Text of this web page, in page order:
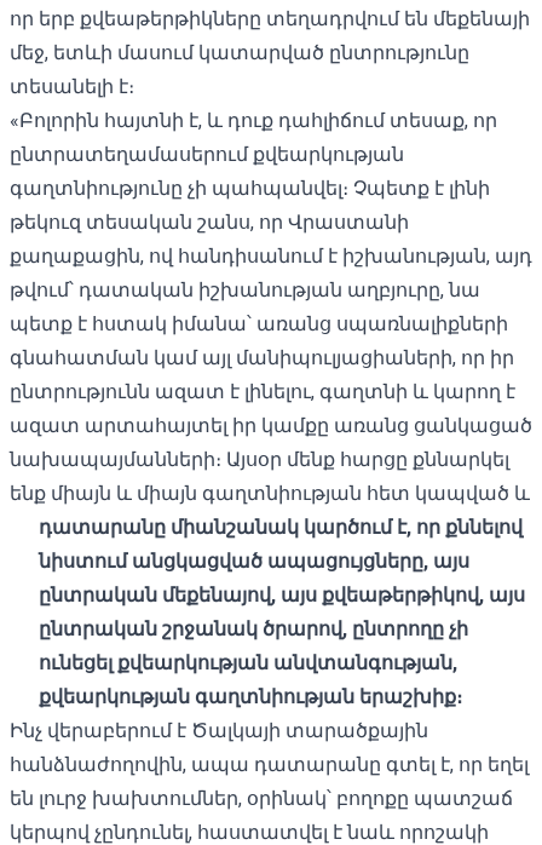
որ երբ քվեաթերթիկները տեղադրվում են մեքենայի
մեջ, ետևի մասում կատարված ընտրությունը
տեսանելի է։
«Բոլորին հայտնի է, և դուք դահլիճում տեսաք, որ
ընտրատեղամասերում քվեարկության
գաղտնիությունը չի պահպանվել։ Չպետք է լինի
թեկուզ տեսական շանս, որ Վրաստանի
քաղաքացին, ով հանդիսանում է իշխանության, այդ
թվում՝ դատական ​​իշխանության աղբյուրը, նա
պետք է հստակ իմանա՝ առանց սպառնալիքների
գնահատման կամ այլ մանիպուլյացիաների, որ իր
ընտրությունն ազատ է լինելու, գաղտնի և կարող է
ազատ արտահայտել իր կամքը առանց ցանկացած
նախապայմանների։ Այսօր մենք հարցը քննարկել
ենք միայն և միայն գաղտնիության հետ կապված և
դատարանը միանշանակ կարծում է, որ քննելով
նիստում անցկացված ապացույցները, այս
ընտրական մեքենայով, այս քվեաթերթիկով, այս
ընտրական շրջանակ ծրարով, ընտրողը չի
ունեցել քվեարկության անվտանգության,
քվեարկության գաղտնիության երաշխիք։
Ինչ վերաբերում է Ծալկայի տարածքային
հանձնաժողովին, ապա դատարանը գտել է, որ եղել
են լուրջ խախտումներ, օրինակ՝ բողոքը պատշաճ
կերպով չընդունել, հաստատվել է նաև որոշակի